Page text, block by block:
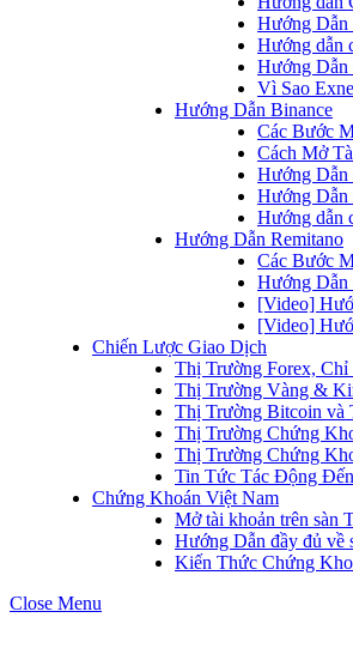
Hướng Dẫn
Hướng dẫn
Hướng Dẫn
Vì Sao
Hướng Dẫn Binance
Các Bước
Cách Mở
Hướng
Hướng Dẫn
Hướng dẫn
Hướng Dẫn Remitano
Các Bước
Hướng Dẫn
[Video]
[Video]
Chiến Lược Giao Dịch
Thị Trường Forex, Chỉ
Thị Trường Vàng &
Thị Trường Bitcoin và
Thị Trường Chứng
Thị Trường Chứng
Tin Tức Tác Động
Chứng Khoán Việt Nam
Mở tài khoản trên sàn
Hướng Dẫn đầy đủ về
Kiến Thức Chứng
Close Menu